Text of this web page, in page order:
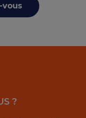
vous
?